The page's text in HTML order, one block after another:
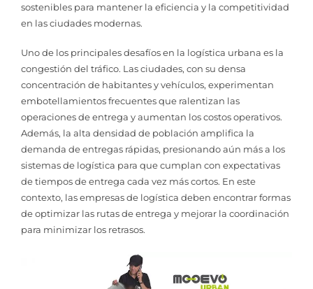
sostenibles para mantener la eficiencia y la competitividad
en las ciudades modernas.
Uno de los principales desafíos en la logística urbana es la
congestión del tráfico. Las ciudades, con su densa
concentración de habitantes y vehículos, experimentan
embotellamientos frecuentes que ralentizan las
operaciones de entrega y aumentan los costos operativos.
Además, la alta densidad de población amplifica la
demanda de entregas rápidas, presionando aún más a los
sistemas de logística para que cumplan con expectativas
de tiempos de entrega cada vez más cortos. En este
contexto, las empresas de logística deben encontrar formas
de optimizar las rutas de entrega y mejorar la coordinación
para minimizar los retrasos.